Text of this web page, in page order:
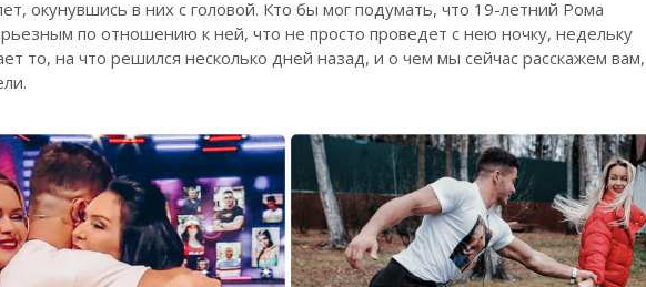
окунувшись в них с головой. Кто бы мог подумать, что 19-летний Рома
по отношению к ней, что не просто проведет с нею ночку, недельку
то, на что решился несколько дней назад, и о чем мы сейчас расскажем вам,